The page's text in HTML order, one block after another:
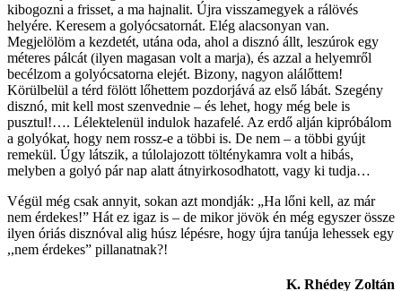
kibogozni a frisset, a ma hajnalit. Újra visszamegyek a rálövés
helyére. Keresem a golyócsatornát. Elég alacsonyan van.
Megjelölöm a kezdetét, utána oda, ahol a disznó állt, leszúrok egy
méteres pálcát (ilyen magasan volt a marja), és azzal a helyemről
becélzom a golyócsatorna elejét. Bizony, nagyon alálőttem!
Körülbelül a térd fölött lőhettem pozdorjává az első lábát. Szegény
disznó, mit kell most szenvednie – és lehet, hogy még bele is
pusztul!…. Lélektelenül indulok hazafelé. Az erdő alján kipróbálom
a golyókat, hogy nem rossz-e a többi is. De nem – a többi gyújt
remekül. Úgy látszik, a túlolajozott tölténykamra volt a hibás,
melyben a golyó pár nap alatt átnyirkosodhatott, vagy ki tudja…
Végül még csak annyit, sokan azt mondják: „Ha lőni kell, az már
nem érdekes!” Hát ez igaz is – de mikor jövök én még egyszer össze
ilyen óriás disznóval alig húsz lépésre, hogy újra tanúja lehessek egy
,,nem érdekes” pillanatnak?!
K. Rhédey Zoltán